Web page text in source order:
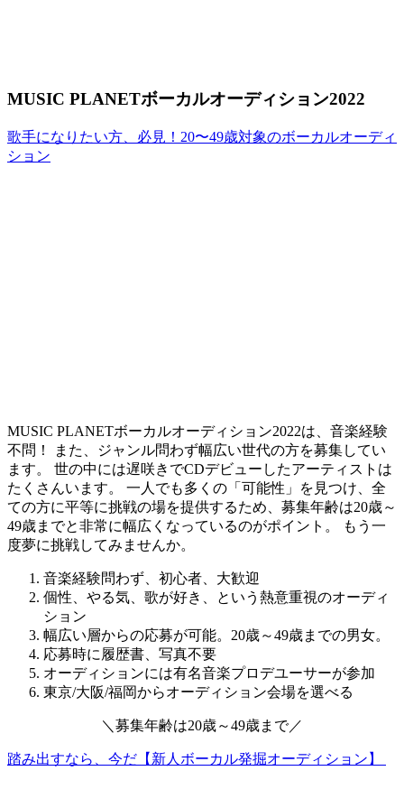
MUSIC PLANETボーカルオーディション2022
歌手になりたい方、必見！20〜49歳対象のボーカルオーディ
ション
MUSIC PLANETボーカルオーディション2022は、音楽経験
不問！ また、ジャンル問わず幅広い世代の方を募集してい
ます。 世の中には遅咲きでCDデビューしたアーティストは
たくさんいます。 一人でも多くの「可能性」を見つけ、全
ての方に平等に挑戦の場を提供するため、募集年齢は20歳～
49歳までと非常に幅広くなっているのがポイント。
もう一
度夢に挑戦してみませんか。
音楽経験問わず、初心者、大歓迎
個性、やる気、歌が好き、という熱意重視のオーディ
ション
幅広い層からの応募が可能。20歳～49歳までの男女。
応募時に履歴書、写真不要
オーディションには有名音楽プロデユーサーが参加
東京/大阪/福岡からオーディション会場を選べる
＼ 募集年齢は20歳～49歳まで／
踏み出すなら、今だ【新人ボーカル発掘オーディション】